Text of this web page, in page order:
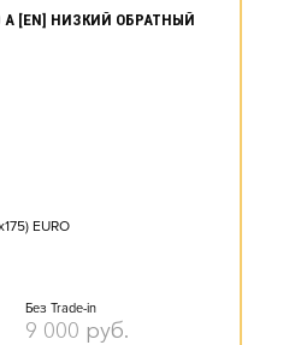
А [EN] НИЗКИЙ ОБРАТНЫЙ
EURO
Без Trade-in
9 000 руб.